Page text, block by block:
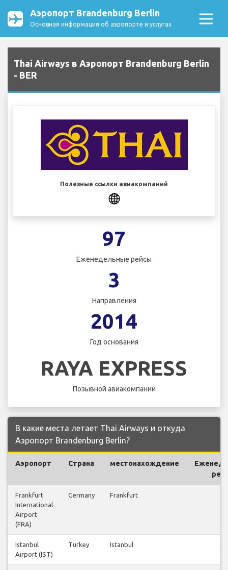
Аэропорт Brandenburg Berlin
Основная информация об аэропорте и услугах
Thai Airways в Аэропорт Brandenburg Berlin
- BER
Полезные ссылки авиакомпаний
97
Еженедельные рейсы
3
Направления
2014
Год основания
RAYA EXPRESS
Позывной авиакомпании
В какие места летает Thai Airways и откуда
Аэропорт Brandenburg Berlin?
Аэропорт Страна местонахождение
Frankfurt
International
Airport
(FRA)
Germany Frankfurt
Istanbul
Airport (IST)
Turkey Istanbul